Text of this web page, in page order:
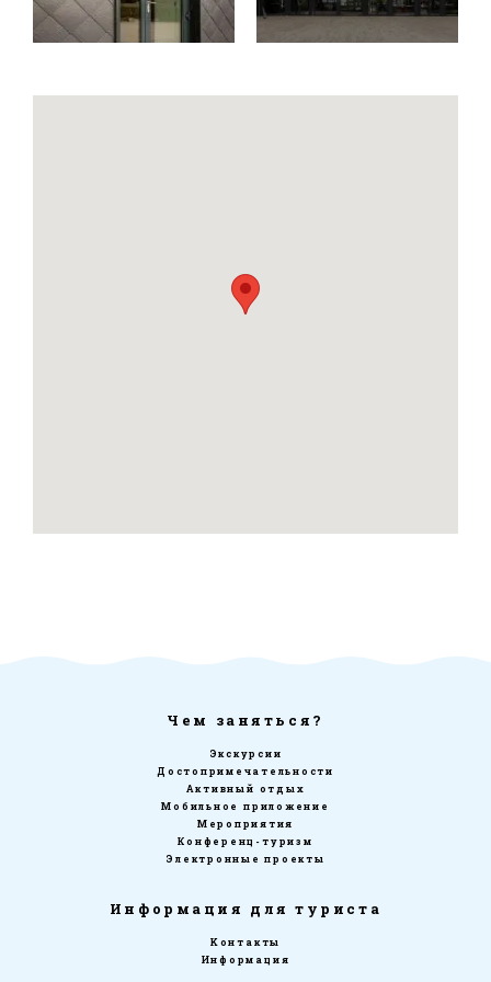
Чем заняться?
Экскурсии
Достопримечательности
Активный отдых
Мобильное приложение
Мероприятия
Конференц-туризм
Электронные проекты
Информация для туриста
Kонтакты
Информация